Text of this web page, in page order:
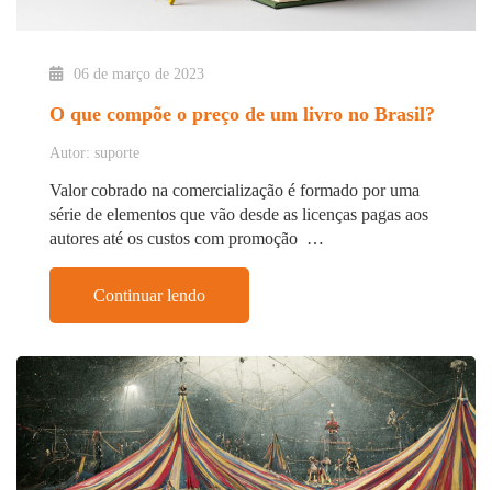
06 de março de 2023
O que compõe o preço de um livro no Brasil?
Autor: suporte
Valor cobrado na comercialização é formado por uma
série de elementos que vão desde as licenças pagas aos
autores até os custos com promoção …
Continuar lendo